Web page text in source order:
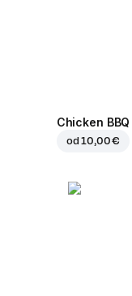
Chicken BBQ
od10,00 €